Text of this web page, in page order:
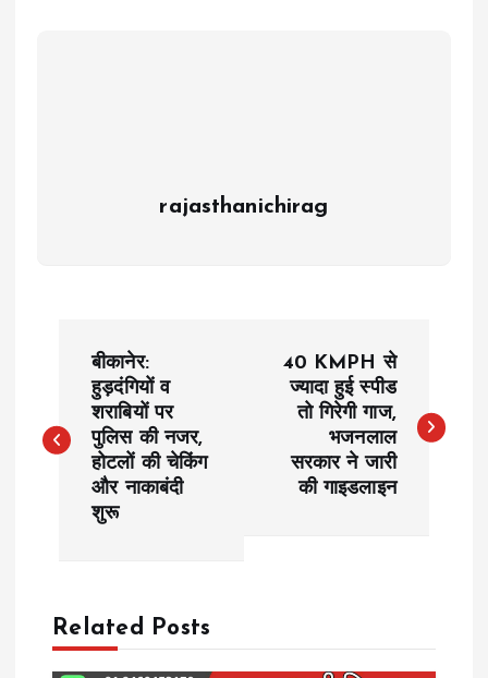
rajasthanichirag
s
a
v
बीकानेर:
हुड़दंगियों व
शराबियों पर
पुलिस की नजर,
होटलों की चेकिंग
और नाकाबंदी
शुरू
40 KMPH से
ज्यादा हुई स्पीड
तो गिरेगी गाज,
भजनलाल
सरकार ने जारी
की गाइडलाइन
Related Posts